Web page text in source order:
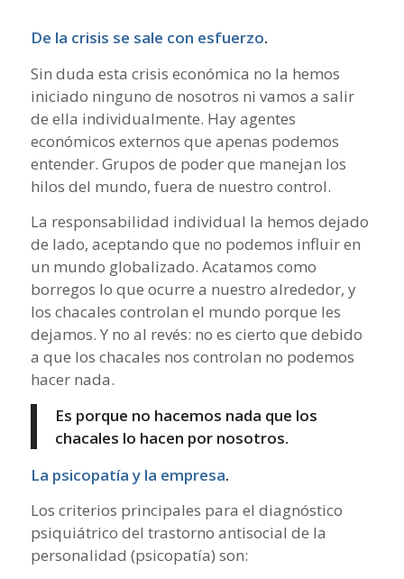
De la crisis se sale con esfuerzo.
Sin duda esta crisis económica no la hemos
iniciado ninguno de nosotros ni vamos a salir
de ella individualmente. Hay agentes
económicos externos que apenas podemos
entender. Grupos de poder que manejan los
hilos del mundo, fuera de nuestro control.
La responsabilidad individual la hemos dejado
de lado, aceptando que no podemos influir en
un mundo globalizado. Acatamos como
borregos lo que ocurre a nuestro alrededor, y
los chacales controlan el mundo porque les
dejamos. Y no al revés: no es cierto que debido
a que los chacales nos controlan no podemos
hacer nada.
Es porque no hacemos nada que los
chacales lo hacen por nosotros.
La psicopatía y la empresa.
Los criterios principales para el diagnóstico
psiquiátrico del trastorno antisocial de la
personalidad (psicopatía) son: